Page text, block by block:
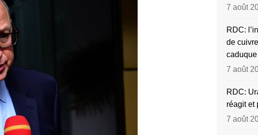
7 août
RDC:
de
7 août
RDC:
réagit et
7 août